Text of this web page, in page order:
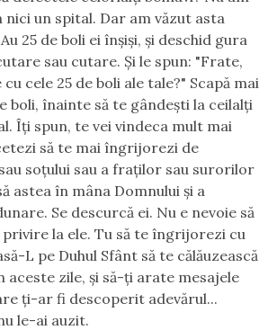
nici un spital. Dar am văzut asta
25 de boli ei înşişi, şi deschid gura
sau cutare. Şi le spun: "Frate,
cele 25 de boli ale tale?" Scapă mai
boli, înainte să te gândeşti la ceilalţi
Îţi spun, te vei vindeca mult mai
să te mai îngrijorezi de
soţului sau a fraţilor sau surorilor
astea în mâna Domnului şi a
Se descurcă ei. Nu e nevoie să
la ele. Tu să te îngrijorezi cu
L pe Duhul Sfânt să te călăuzească
aceste zile, şi să-ţi arate mesajele
ţi-ar fi descoperit adevărul...
le-ai auzit.